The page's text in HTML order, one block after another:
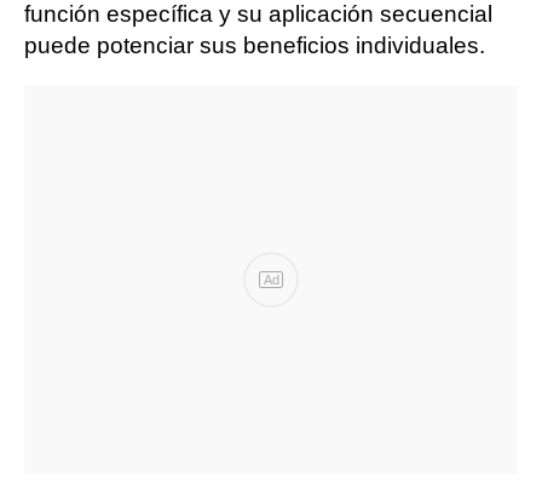
función específica y su aplicación secuencial
puede potenciar sus beneficios individuales.
Ad